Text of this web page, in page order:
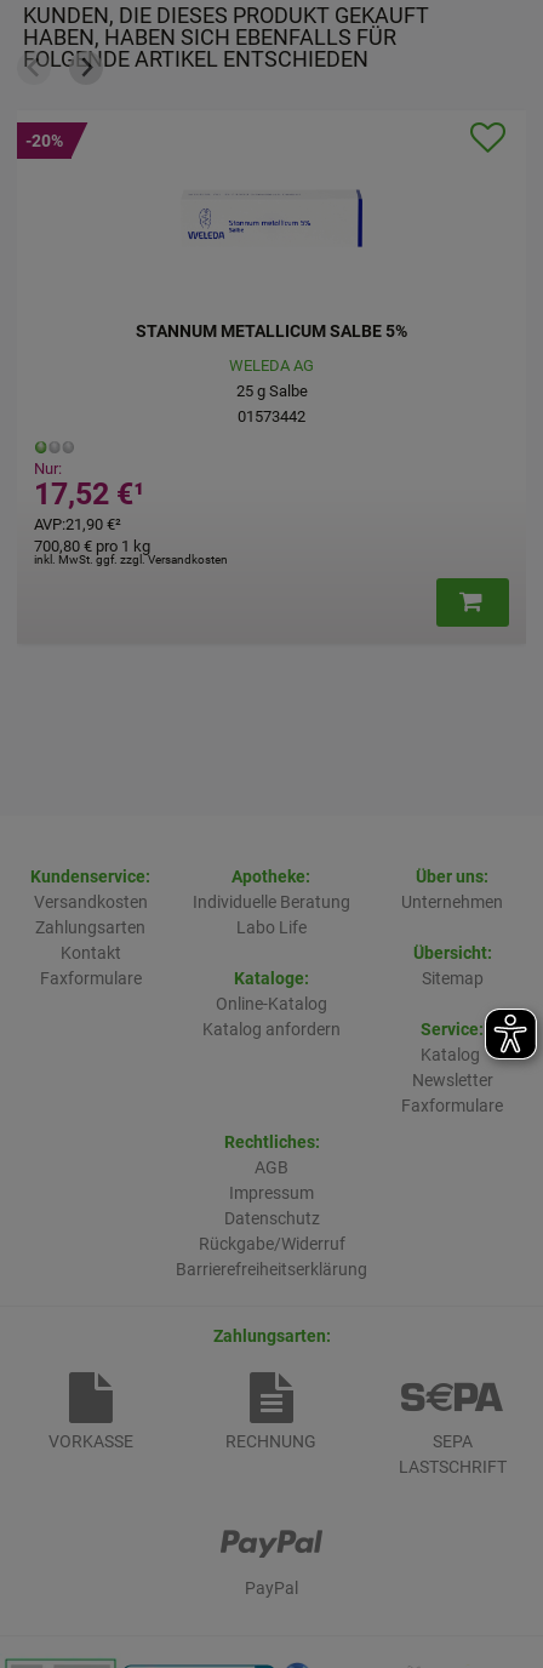
KUNDEN, DIE DIESES PRODUKT GEKAUFT
HABEN, HABEN SICH EBENFALLS FÜR
FOLGENDE ARTIKEL ENTSCHIEDEN
VISCUM MALI e planta tota D 6 Ampullen
WALA Heilmittel GmbH
38,45 €
inkl. MwSt. ggf. zzgl. Versandkosten
3.845,00 €
Kundenservice:
Versandkosten
Zahlungsarten
Kontakt
Faxformulare
Apotheke:
Individuelle Beratung
Labo Life
Kataloge:
Online-Katalog
Katalog anfordern
Über uns:
Unternehmen
Übersicht:
Sitemap
Service:
Katalog
Newsletter
Faxformulare
Rechtliches:
AGB
Impressum
Datenschutz
Rückgabe/Widerruf
Barrierefreiheitserklärung
Zahlungsarten:
VORKASSE RECHNUNG
SEPA
LASTSCHRIFT
PayPal